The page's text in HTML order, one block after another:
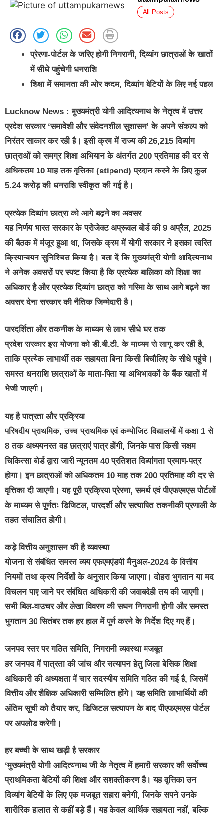
All Posts
प्रेरणा-पोर्टल के जरिए होगी निगरानी, दिव्यांग छात्राओं के खातों
में सीधे पहुंचेगी धनराशि
शिक्षा में समानता की ओर कदम, दिव्यांग बेटियों के लिए नई पहल
Lucknow News : मुख्यमंत्री योगी आदित्यनाथ के नेतृत्व में उत्तर
प्रदेश सरकार ‘समावेशी और संवेदनशील सुशासन’ के अपने संकल्प को
निरंतर साकार कर रही है। इसी क्रम में राज्य की 26,215 दिव्यांग
छात्राओं को समग्र शिक्षा अभियान के अंतर्गत 200 प्रतिमाह की दर से
अधिकतम 10 माह तक वृत्तिका (stipend) प्रदान करने के लिए कुल
5.24 करोड़ की धनराशि स्वीकृत की गई है।
प्रत्येक दिव्यांग छात्रा को आगे बढ़ने का अवसर
यह निर्णय भारत सरकार के प्रोजेक्ट अप्रूवल बोर्ड की 9 अप्रैल, 2025
की बैठक में मंजूर हुआ था, जिसके क्रम में योगी सरकार ने इसका त्वरित
क्रियान्वयन सुनिश्चित किया है। बता दें कि मुख्यमंत्री योगी आदित्यनाथ
ने अनेक अवसरों पर स्पष्ट किया है कि प्रत्येक बालिका को शिक्षा का
अधिकार है और प्रत्येक दिव्यांग छात्रा को गरिमा के साथ आगे बढ़ने का
अवसर देना सरकार की नैतिक जिम्मेदारी है।
पारदर्शिता और तकनीक के माध्यम से लाभ सीधे घर तक
प्रदेश सरकार इस योजना को डी.बी.टी. के माध्यम से लागू कर रही है,
ताकि प्रत्येक लाभार्थी तक सहायता बिना किसी बिचौलिए के सीधे पहुंचे।
समस्त धनराशि छात्राओं के माता-पिता या अभिभावकों के बैंक खातों में
भेजी जाएगी।
यह है पात्रता और प्रक्रिया
परिषदीय प्राथमिक, उच्च प्राथमिक एवं कम्पोजिट विद्यालयों में कक्षा 1 से
8 तक अध्ययनरत वह छात्राएं पात्र होंगी, जिनके पास किसी सक्षम
चिकित्सा बोर्ड द्वारा जारी न्यूनतम 40 प्रतिशत दिव्यांगता प्रमाण-पत्र
होगा। इन छात्राओं को अधिकतम 10 माह तक 200 प्रतिमाह की दर से
वृत्तिका दी जाएगी। यह पूरी प्रक्रिया प्रेरणा, समर्थ एवं पीएफएमएस पोर्टलों
के माध्यम से पूर्णतः डिजिटल, पारदर्शी और सत्यापित तकनीकी प्रणाली के
तहत संचालित होगी।
कड़े वित्तीय अनुशासन की है व्यवस्था
योजना से संबंधित समस्त व्यय एफएमएंडपी मैनुअल-2024 के वित्तीय
नियमों तथा क्रय निर्देशों के अनुसार किया जाएगा। दोहरा भुगतान या मद
विचलन पाए जाने पर संबंधित अधिकारी की जवाबदेही तय की जाएगी।
सभी बिल-वाउचर और लेखा विवरण की सघन निगरानी होगी और समस्त
भुगतान 30 सितंबर तक हर हाल में पूर्ण करने के निर्देश दिए गए हैं।
जनपद स्तर पर गठित समिति, निगरानी व्यवस्था मजबूत
हर जनपद में पात्रता की जांच और सत्यापन हेतु जिला बेसिक शिक्षा
अधिकारी की अध्यक्षता में चार सदस्यीय समिति गठित की गई है, जिसमें
वित्तीय और शैक्षिक अधिकारी सम्मिलित होंगे। यह समिति लाभार्थियों की
अंतिम सूची को तैयार कर, डिजिटल सत्यापन के बाद पीएफएमएस पोर्टल
पर अपलोड करेगी।
हर बच्ची के साथ खड़ी है सरकार
‘मुख्यमंत्री योगी आदित्यनाथ जी के नेतृत्व में हमारी सरकार की सर्वोच्च
प्राथमिकता बेटियों की शिक्षा और सशक्तीकरण है। यह वृत्तिका उन
दिव्यांग बेटियों के लिए एक मजबूत सहारा बनेगी, जिनके सपने उनके
शारीरिक हालात से कहीं बड़े हैं। यह केवल आर्थिक सहायता नहीं, बल्कि